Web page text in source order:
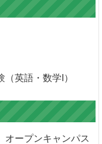
英語・数学I）
オープンキャンパス